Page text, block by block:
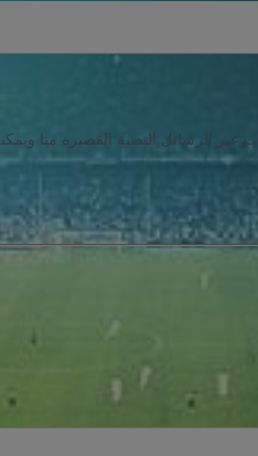
عبر الرسائل النصية القصيرة منا